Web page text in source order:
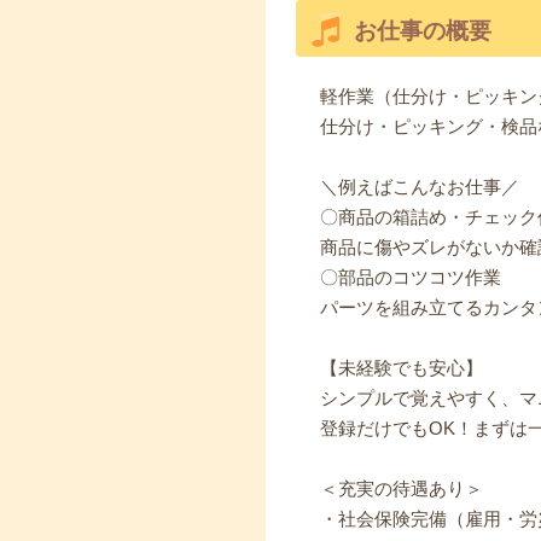
お仕事の概要
軽作業（仕分け・ピッキ
仕分け・ピッキング・検
＼例えばこんなお仕事／
〇商品の箱詰め・チェック
商品に傷やズレがないか
〇部品のコツコツ作業
パーツを組み立てるカン
【未経験でも安心】
シンプルで覚えやすく、
登録だけでもOK！まずは
＜充実の待遇あり＞
・社会保険完備（雇用・